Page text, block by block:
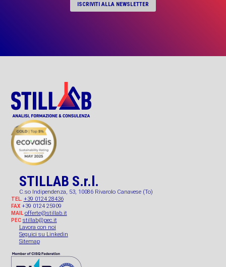
ISCRIVITI ALLA NEWSLETTER
STILLAB S.r.l.
C.so Indipendenza, 53, 10086 Rivarolo Canavese (To)
TEL. +39 0124 28436
FAX+39 0124 25909
MAIL offerte@stillab.it
PEC stillab@pec.it
Lavora con noi
Seguici su Linkedin
Sitemap